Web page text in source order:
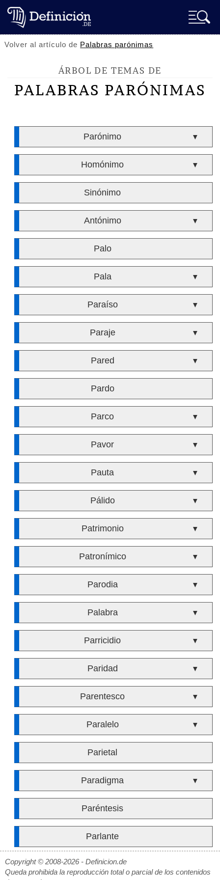
Volver al artículo de Palabras parónimas
ÁRBOL DE TEMAS DE
PALABRAS PARÓNIMAS
Parónimo ▼
Homónimo ▼
Sinónimo
Antónimo ▼
Palo
Pala ▼
Paraíso ▼
Paraje ▼
Pared ▼
Pardo
Parco ▼
Pavor ▼
Pauta ▼
Pálido ▼
Patrimonio ▼
Patronímico ▼
Parodia ▼
Palabra ▼
Parricidio ▼
Paridad ▼
Parentesco ▼
Paralelo ▼
Parietal
Paradigma ▼
Paréntesis
Parlante
Copyright © 2008-2026 - Definicion.de
Queda prohibida la reproducción total o parcial de los contenidos